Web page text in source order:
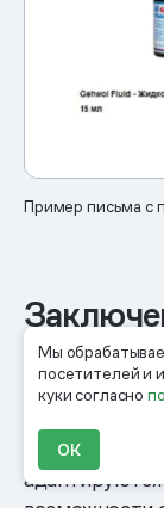
Мы
посетителей и
куки согласно
ОК
Пример письма с
В
обучение и
гибкой